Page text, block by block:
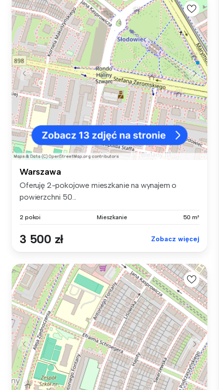
Warszawa
Oferuję 2-pokojowe mieszkanie na wynajem o
powierzchni 50...
2 pokoi Mieszkanie 50 m²
3 500 zł Zobacz więcej